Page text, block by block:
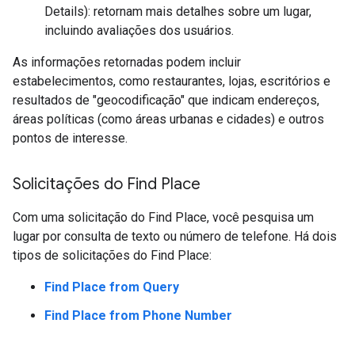
Details): retornam mais detalhes sobre um lugar,
incluindo avaliações dos usuários.
As informações retornadas podem incluir
estabelecimentos, como restaurantes, lojas, escritórios e
resultados de "geocodificação" que indicam endereços,
áreas políticas (como áreas urbanas e cidades) e outros
pontos de interesse.
Solicitações do Find Place
Com uma solicitação do Find Place, você pesquisa um
lugar por consulta de texto ou número de telefone. Há dois
tipos de solicitações do Find Place:
Find Place from Query
Find Place from Phone Number